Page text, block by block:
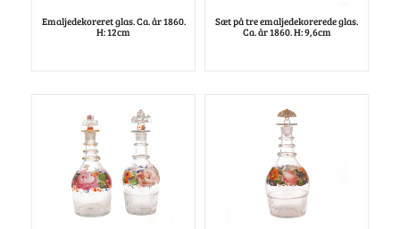
Emaljedekoreret glas. Ca. år 1860.
H: 12cm
Sæt på tre emaljedekorerede glas.
Ca. år 1860. H: 9,6cm